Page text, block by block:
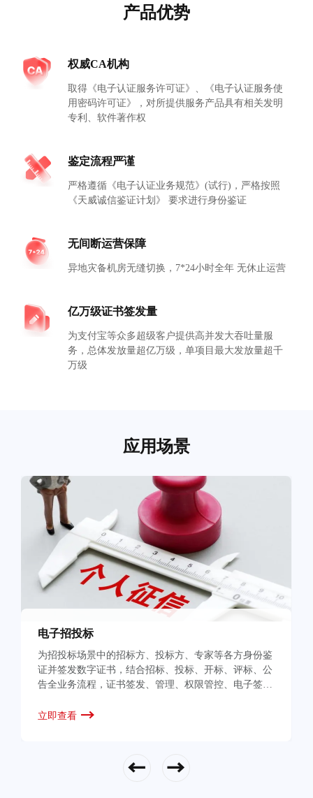
产品优势
权威CA机构
取得《电子认证服务许可证》、《电子认证服务使
用密码许可证》，对所提供服务产品具有相关发明
专利、软件著作权
鉴定流程严谨
严格遵循《电子认证业务规范》(试行)，严格按照
《天威诚信鉴证计划》 要求进行身份鉴证
无间断运营保障
异地灾备机房无缝切换，7*24小时全年 无休止运营
亿万级证书签发量
为支付宝等众多超级客户提供高并发大吞吐量服
务，总体发放量超亿万级，单项目最大发放量超千
万级
应用场景
电子招投标
为招投标场景中的招标方、投标方、专家等各方身份鉴
证并签发数字证书，结合招标、投标、开标、评标、公
告全业务流程，证书签发、管理、权限管控、电子签名
立即查看